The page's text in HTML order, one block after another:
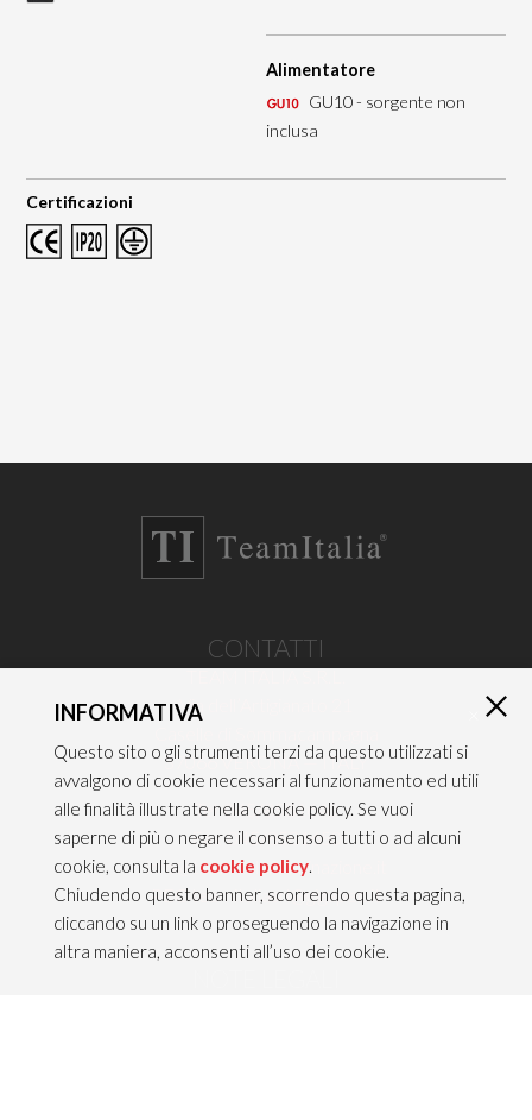
Alimentatore
GU10 - sorgente non
inclusa
Certificazioni
CONTATTI
TEAM ITALIA S.R.L.
Via dell’Artigianato 21
37066 VERONA — ITALY
Tel 045/8581640
Fax 045/8581650
info@teamitaliailluminazione.it
PEC teamitaliasrl@gigapec.it
INFORMATIVA
Questo sito o gli strumenti terzi da questo utilizzati si
avvalgono di cookie necessari al funzionamento ed utili
alle finalità illustrate nella cookie policy. Se vuoi
saperne di più o negare il consenso a tutti o ad alcuni
cookie, consulta la cookie policy.
Chiudendo questo banner, scorrendo questa pagina,
cliccando su un link o proseguendo la navigazione in
altra maniera, acconsenti all’uso dei cookie.